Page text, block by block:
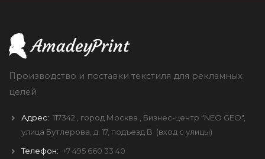
Производство и поставки текстиля для рекламных
целей
Адрес: 117342 , город Москва , Бизнес-центр "NEO GEO",
улица Бутлерова, д. 17, подъезд B (вход с улицы)
Телефон: +7 495 660 33 40